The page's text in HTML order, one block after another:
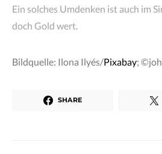
Ein solches Umdenken ist auch im
doch Gold wert.
Bildquelle: Ilona Ilyés/Pixabay;
SHARE